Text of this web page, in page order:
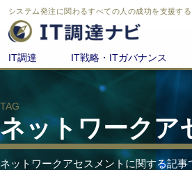
システム発注に関わるすべての人の成功を支援す
IT調達 IT戦略・ITガバナンス
TAG
ネットワークア
ネットワークアセスメントに関する記事